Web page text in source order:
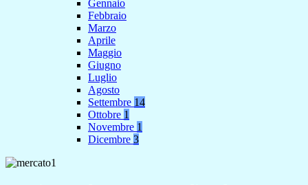
Gennaio
Febbraio
Marzo
Aprile
Maggio
Giugno
Luglio
Agosto
Settembre 14
Ottobre 1
Novembre 1
Dicembre 3